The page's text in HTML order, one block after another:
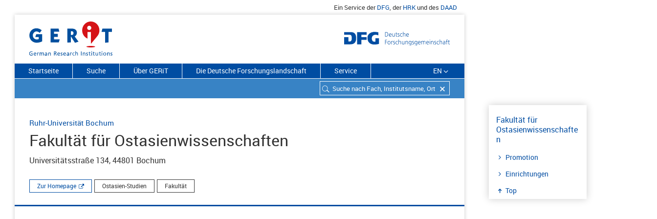
Ein Service derDFG, derHRKund des DAAD
Startseite Suche Über GERiT Die Deutsche Forschungslandschaft Service EN
Fakultät für
Ostasienwissenschafte
n
Promotion
Einrichtungen
Top
Ruhr-Universität Bochum
Fakultät für Ostasienwissenschaften
Universitätsstraße 134, 44801 Bochum
Zur Homepage Ostasien-Studien Fakultät